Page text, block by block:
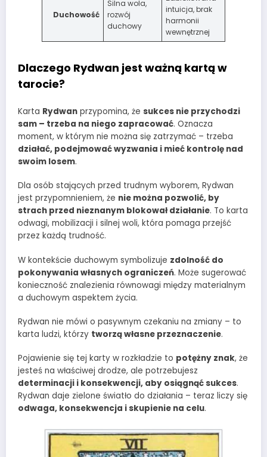
Duchowość
Silna wola,
rozwój
duchowy
intuicja, brak
harmonii
wewnętrznej
Dlaczego Rydwan jest ważną kartą w
tarocie?
Karta Rydwan przypomina, że sukces nie przychodzi
sam – trzeba na niego zapracować. Oznacza
moment, w którym nie można się zatrzymać – trzeba
działać, podejmować wyzwania i mieć kontrolę nad
swoim losem.
Dla osób stających przed trudnym wyborem, Rydwan
jest przypomnieniem, że nie można pozwolić, by
strach przed nieznanym blokował działanie. To karta
odwagi, mobilizacji i silnej woli, która pomaga przejść
przez każdą trudność.
W kontekście duchowym symbolizuje zdolność do
pokonywania własnych ograniczeń. Może sugerować
konieczność znalezienia równowagi między materialnym
a duchowym aspektem życia.
Rydwan nie mówi o pasywnym czekaniu na zmiany – to
karta ludzi, którzy tworzą własne przeznaczenie.
Pojawienie się tej karty w rozkładzie to potężny znak, że
jesteś na właściwej drodze, ale potrzebujesz
determinacji i konsekwencji, aby osiągnąć sukces.
Rydwan daje zielone światło do działania – teraz liczy się
odwaga, konsekwencja i skupienie na celu.